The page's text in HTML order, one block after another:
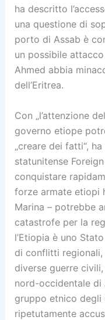
ha descritto
una questione di
porto di Assab è
un possibile
Ahmed abbia
dell’Eritrea.
Con „l’attenzione
governo etiope
„creare dei fatti“,
statunitense
conquistare
forze armate etiopi
Marina – potrebbe
catastrofe per la
l’Etiopia è uno
di conflitti regionali,
diverse guerre
nord-occidentale di
gruppo etnico degli
ripetutamente